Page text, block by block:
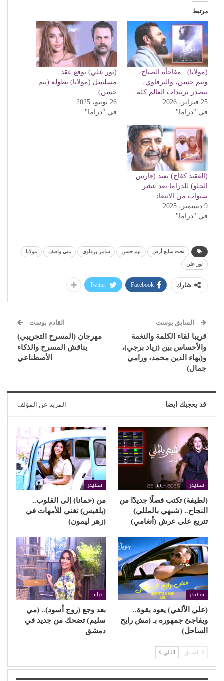
مرتبط
(مولانا).. مفاجأة الصباح،
وتيم حسن، والبرقاوي،
يتصدر تريندات العالم كله
25 فبراير، 2026
في "دراما"
(نور علي) توقع عقد
مسلسل (مولانا) بطولة (تيم
حسن)
26 يونيو، 2025
في "دراما"
(العقيد كفاح) يعيد (فارس
الحلو) للدراما بعد عشر
سنوات من الابتعاد
9 ديسمبر، 2025
في "دراما"
تحت سابع أرض تيم حسن سامر برقاوي منى واصف مولانا
نور علي
شارك Facebook
Twitter
السابق بوست
قريبا لقاء الكلمة والنغمة
والأحساس بين (زياد برجي)،
و(بهاء الدين محمد، ورامي
جمال)
القادم بوست
مهرجان (المسرح التجريبي)
يناقش المسرح والذكاء
الأصطناعي
قد يعجبك ايضا المزيد عن المؤلف
سلايدر
(لطيفة) تكتب فصلًا جديدًا من
النجاح.. (شبهي بالمللي)
تتربع على عرش (أنغامي)
سلايدر
من (حمانا) إلى القلوب..
(بلقيس) تغني للأمهات في
(زهر ليمون)
سلايدر
(علي الألفي) يعود بقوة..
ويفاجئ جمهوره بـ (مش رايح
الساحل)
دراما
بعد وجع (روج أسود).. (مي
سليم) تضحك من جديد في
دمشق
السابق التالي